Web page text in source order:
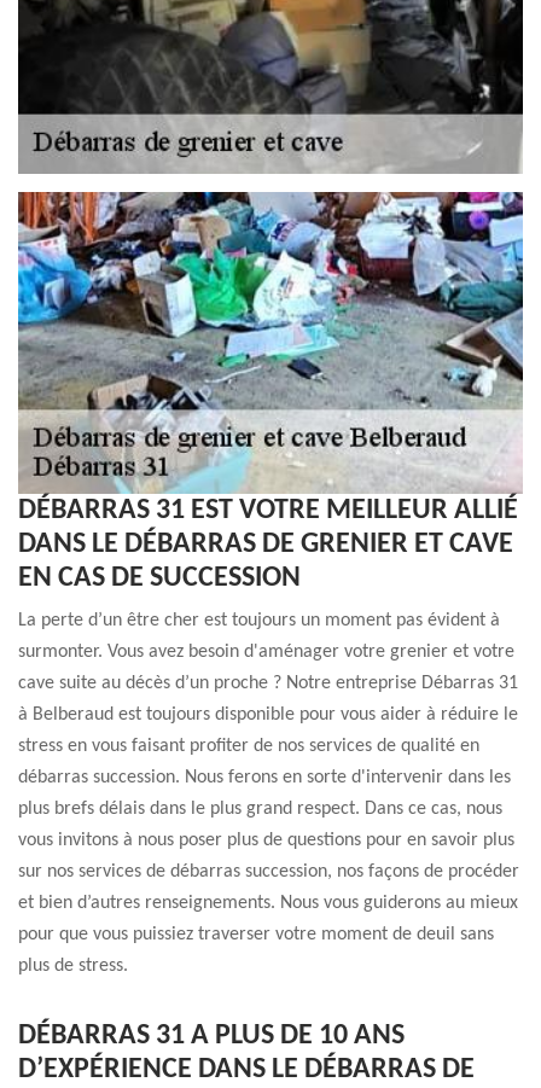
DÉBARRAS 31 EST VOTRE MEILLEUR ALLIÉ
DANS LE DÉBARRAS DE GRENIER ET CAVE
EN CAS DE SUCCESSION
La perte d’un être cher est toujours un moment pas évident à
surmonter. Vous avez besoin d'aménager votre grenier et votre
cave suite au décès d’un proche ? Notre entreprise Débarras 31
à Belberaud est toujours disponible pour vous aider à réduire le
stress en vous faisant profiter de nos services de qualité en
débarras succession. Nous ferons en sorte d'intervenir dans les
plus brefs délais dans le plus grand respect. Dans ce cas, nous
vous invitons à nous poser plus de questions pour en savoir plus
sur nos services de débarras succession, nos façons de procéder
et bien d’autres renseignements. Nous vous guiderons au mieux
pour que vous puissiez traverser votre moment de deuil sans
plus de stress.
DÉBARRAS 31 A PLUS DE 10 ANS
D’EXPÉRIENCE DANS LE DÉBARRAS DE